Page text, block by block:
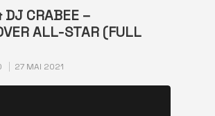
DJ CRABEE –
ALL-STAR (FULL
27 MAI 2021